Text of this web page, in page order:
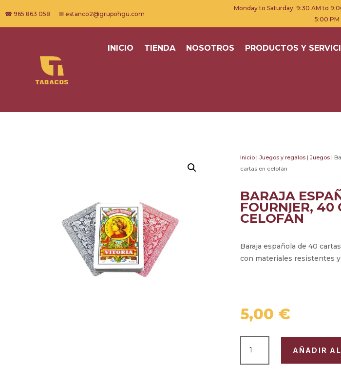
☎ 965 863 058 ✉ estanco2@grupohgu.com
Monday to Saturday: 9:30 AM to
5:00 PM
INICIO TIENDA NOSOTROS PRODUCTOS Y
Inicio| Juegos y regalos| Juegos|
cartas en celofán
BARAJA
FOURNIER, 40
CELOFÁN
Baraja española de 40
con materiales resistentes
5,00 €
ESPAÑOLA
FOURNIER,
AÑADIR